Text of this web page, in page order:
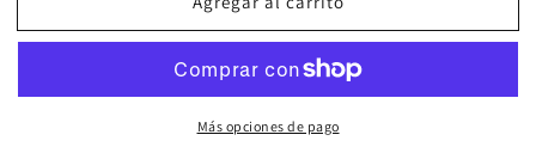
Loción
Klint
Loción
Reafirmante,
Más opciones de pago